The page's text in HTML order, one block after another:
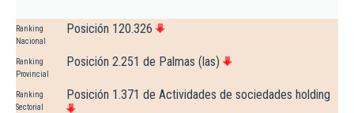
Ranking
Nacional
Posición 120.326
Ranking
Provincial
Posición 2.251 de Palmas (las)
Ranking
Sectorial
Posición 1.371 de Actividades de sociedades holding